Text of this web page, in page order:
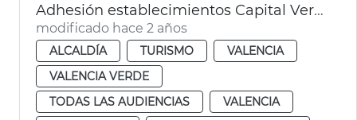
Adhesión establecimientos Capital Verde 2024
modificado hace 2 años
ALCALDÍA TURISMO
VALENCIA
VALENCIA VERDE
TODAS LAS AUDIENCIAS
VALENCIA